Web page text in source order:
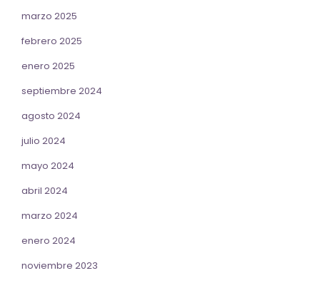
marzo 2025
febrero 2025
enero 2025
septiembre 2024
agosto 2024
julio 2024
mayo 2024
abril 2024
marzo 2024
enero 2024
noviembre 2023